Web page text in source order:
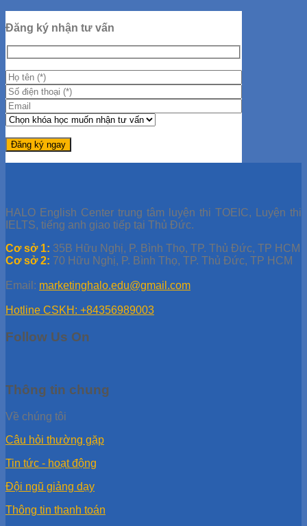
Đăng ký nhận tư vấn
HALO English Center trung tâm luyện thi TOEIC, Luyện thi
IELTS, tiếng anh giao tiếp tại Thủ Đức.
Cơ sở 1: 35B Hữu Nghị, P. Bình Thọ, TP. Thủ Đức, TP HCM
Cơ sở 2: 70 Hữu Nghị, P. Bình Thọ, TP. Thủ Đức, TP HCM
Email: marketinghalo.edu@gmail.com
Hotline CSKH: +84356989003
Follow Us On
Thông tin chung
Về chúng tôi
Câu hỏi thường gặp
Tin tức - hoạt động
Đội ngũ giảng dạy
Thông tin thanh toán